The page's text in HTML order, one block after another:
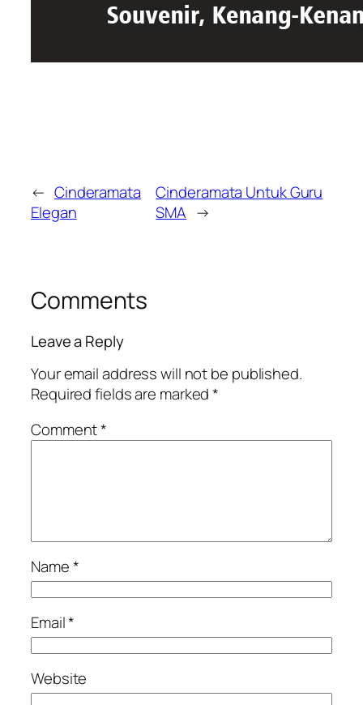
← Cinderamata
Elegan
Cinderamata Untuk Guru
SMA →
Comments
Leave a Reply
Your email address will not be published.
Required fields are marked*
Comment*
Name*
Email*
Website